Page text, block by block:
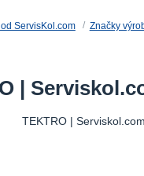
ServisKol.com Značky
|
TEKTRO | Serviskol.com